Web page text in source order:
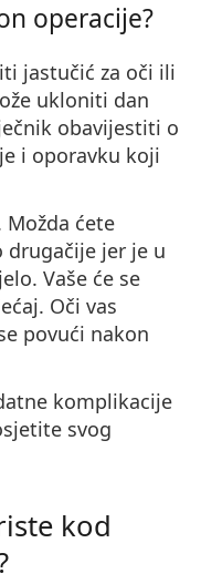
operacije?
jastučić za oči ili
ukloniti dan
obavijestiti o
i oporavku koji
ćete
jer je u
Vaše će se
Oči vas
povući nakon
komplikacije
svog
kod